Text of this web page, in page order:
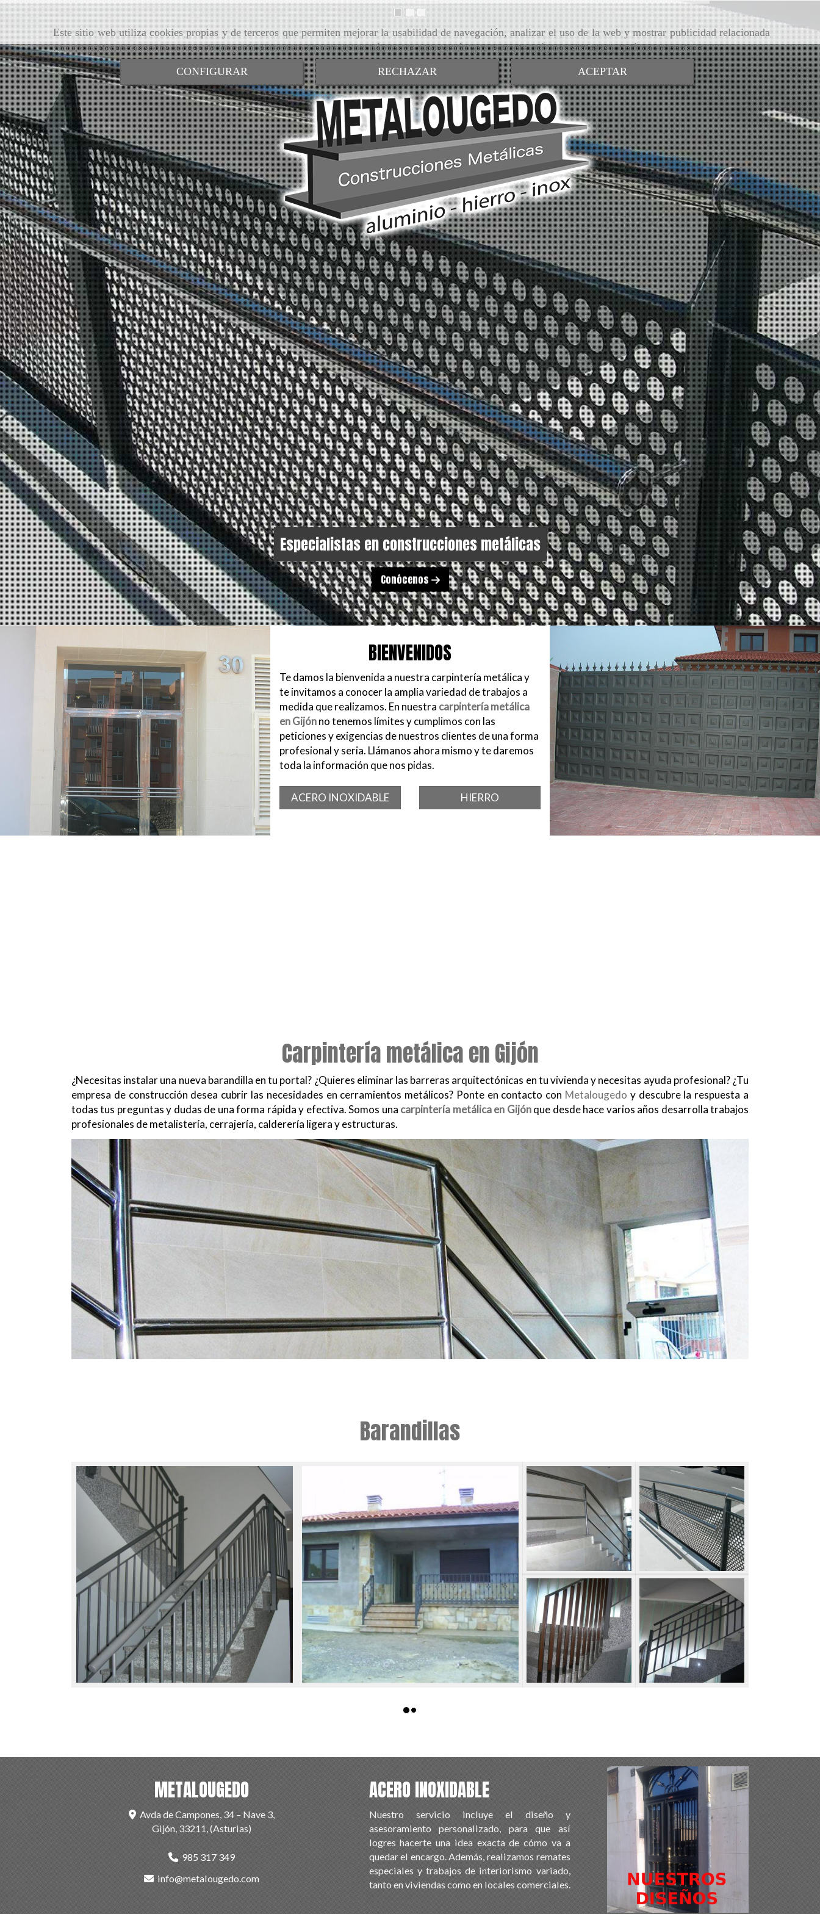
Este sitio web utiliza cookies propias y de terceros que permiten mejorar la usabilidad de navegación, analizar el uso de la web y mostrar publicidad relacionada
con tus preferencias sobre la base de un perfil elaborado a partir de tus hábitos de navegación (por ejemplo, páginas visitadas).Política de cookies.
CONFIGURAR
RECHAZAR ACEPTAR
Especialistas en construcciones metálicas
Conócenos